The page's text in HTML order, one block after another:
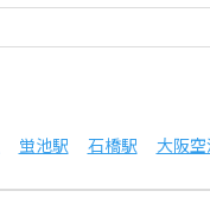
蛍池駅 石橋駅 大阪